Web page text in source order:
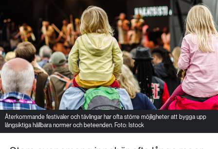
Återkommande festivaler och tävlingar har ofta större möjligheter att bygga upp
långsiktiga hållbara normer och beteenden. Foto: Istock